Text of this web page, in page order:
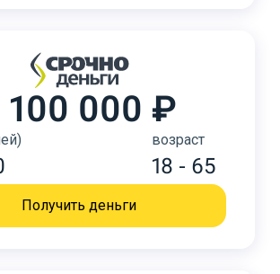
100 000 ₽
возраст
18 - 65
Получить деньги